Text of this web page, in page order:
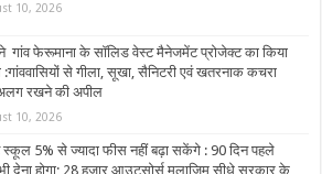
10, 2026
गांव फेरूमाना के सॉलिड वेस्ट मैनेजमेंट प्रोजेक्ट का किया
:गांववासियों से गीला, सूखा, सैनिटरी एवं खतरनाक कचरा
रखने की अपील
10, 2026
स्कूल 5% से ज्यादा फीस नहीं बढ़ा सकेंगे : 90 दिन पहले
देना होगा; 28 हजार आउटसोर्स मुलाजिम सीधे सरकार के